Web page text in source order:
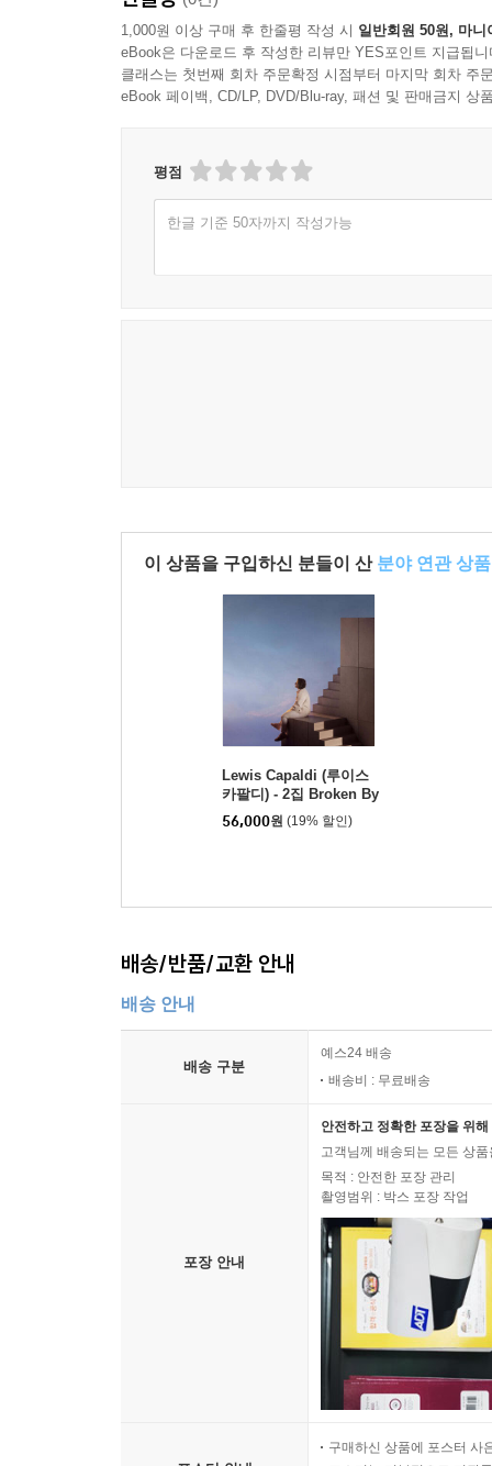
1,000원 이상 구매 후 한줄평 작성 시 일반회원 50원, 마니
eBook은 다운로드 후 작성한 리뷰만 YES포인트 지급됩니
클래스는 첫번째 회차 주문확정 시점부터 마지막 회차 주
eBook 페이백, CD/LP, DVD/Blu-ray, 패션 및 판매금지 상
평점
한글 기준 50자까지 작성가능
이 상품을 구입하신 분들이 산 분야 연관 상품
Lewis Capaldi (루이스
카팔디) - 2집 Broken By
Desire To Be Heavenly
Sent [LP]
56,000원 (19% 할인)
배송/반품/교환 안내
배송 안내
배송 구분
예스24 배송
배송비 : 무료배송
포장 안내
안전하고 정확한 포장을 위
고객님께 배송되는 모든 상
목적 : 안전한 포장 관리
촬영범위 : 박스 포장 작업
구매하신 상품에 포스터 사